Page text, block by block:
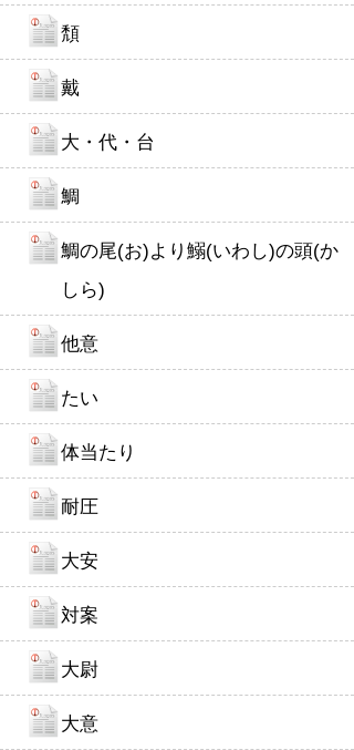
頽
戴
大・代・台
鯛
鯛の尾(お)より鰯(いわし)の頭(か
しら)
他意
たい
体当たり
耐圧
大安
対案
大尉
大意